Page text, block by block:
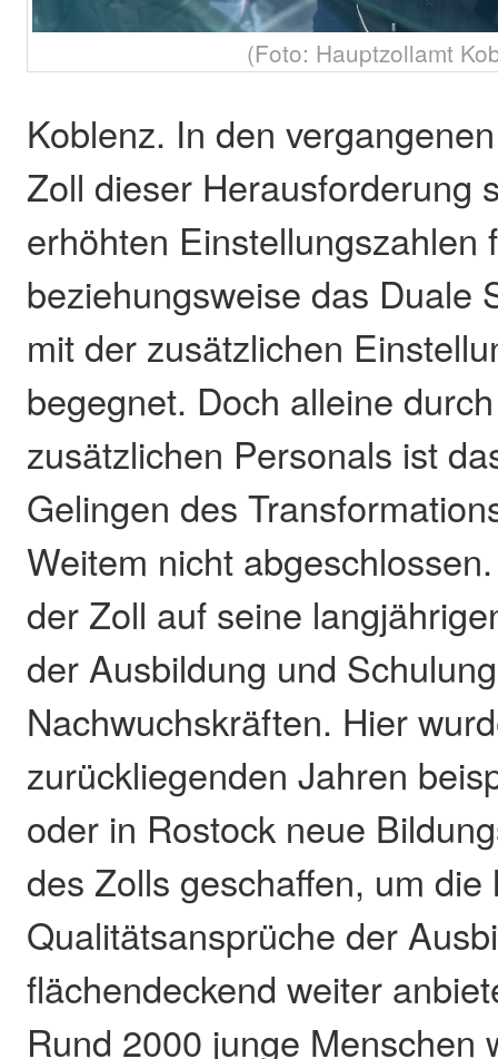
(Foto: Hauptzollamt
Koblenz. In den
Zoll dieser Herausforderung
erhöhten Einstellungszahlen
beziehungsweise das Duale
mit der zusätzlichen
begegnet. Doch alleine
zusätzlichen Personals ist
Gelingen des
Weitem nicht
der Zoll auf seine
der Ausbildung und
Nachwuchskräften. Hier
zurückliegenden Jahren
oder in Rostock neue
des Zolls geschaffen, um die
Qualitätsansprüche der
flächendeckend weiter
Rund 2000 junge Menschen